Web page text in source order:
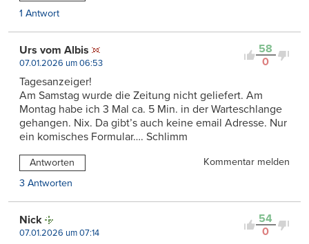
1 Antwort
58
0
Urs vom Albis
07.01.2026 um 06:53
Tagesanzeiger!
Am Samstag wurde die Zeitung nicht geliefert. Am
Montag habe ich 3 Mal ca. 5 Min. in der Warteschlange
gehangen. Nix. Da gibt’s auch keine email Adresse. Nur
ein komisches Formular…. Schlimm
Antworten
Kommentar melden
3 Antworten
54
0
Nick
07.01.2026 um 07:14